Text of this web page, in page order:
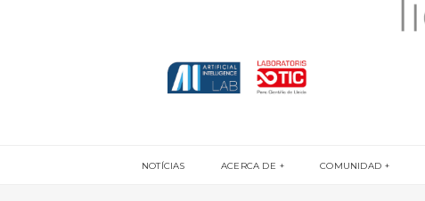
NOTÍCIAS ACERCA DE COMUNIDAD